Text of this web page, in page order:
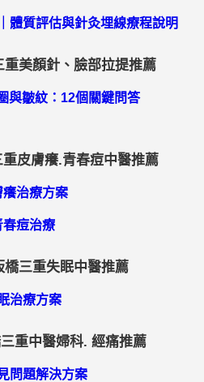
體質評估與針灸埋線療程說明
重美顏針、臉部拉提推薦
與皺紋：12個關鍵問答
皮膚癢.青春痘中醫推薦
癢治療方案
春痘治療
橋三重失眠中醫推薦
治療方案
重中醫婦科. 經痛推薦
問題解決方案